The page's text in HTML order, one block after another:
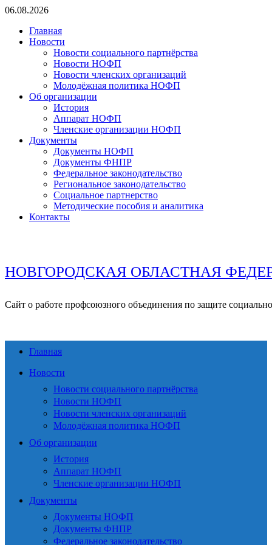
Перейти
содержимому
06.08.2026
Главная
Новости
Новости социального партнёрства
Новости НОФП
Новости членских организаций
Молодёжная политика НОФП
Об организации
История
Аппарат НОФП
Членские организации НОФП
Документы
Документы НОФП
Документы ФНПР
Федеральное законодательство
Региональное законодательство
Социальное партнерство
Методические пособия и аналитика
Контакты
НОВГОРОДСКАЯ ОБЛАСТНАЯ
Сайт о работе профсоюзного объединения по защите
Главная
Новости
Новости социального партнёрства
Новости НОФП
Новости членских организаций
Молодёжная политика НОФП
Об организации
История
Аппарат НОФП
Членские организации НОФП
Документы
Документы НОФП
Документы ФНПР
Федеральное законодательство